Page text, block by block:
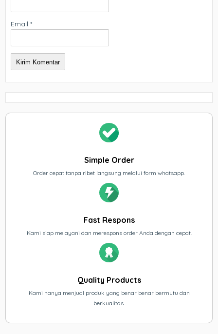
Email*
Simple Order
Order cepat tanpa ribet langsung melalui form whatsapp.
Fast Respons
Kami siap melayani dan merespons order Anda dengan cepat.
Quality Products
Kami hanya menjual produk yang benar benar bermutu dan
berkualitas.